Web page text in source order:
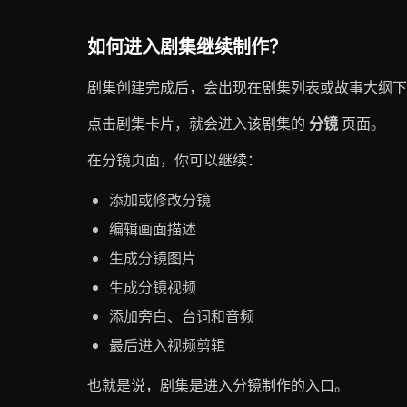
如何进入剧集继续制作？
剧集创建完成后，会出现在剧集列表或故事大纲
点击剧集卡片，就会进入该剧集的 分镜 页面。
在分镜页面，你可以继续：
添加或修改分镜
编辑画面描述
生成分镜图片
生成分镜视频
添加旁白、台词和音频
最后进入视频剪辑
也就是说，剧集是进入分镜制作的入口。